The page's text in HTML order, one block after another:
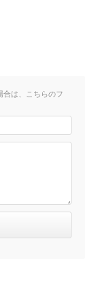
合は、こちらのフ